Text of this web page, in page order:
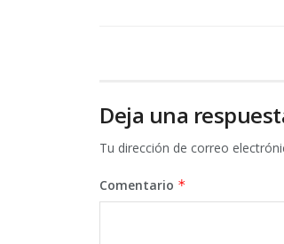
Deja una
Tu dirección de correo
Comentario *